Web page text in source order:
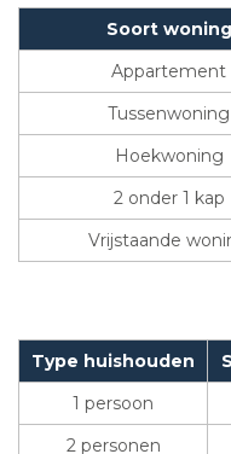
Soort woning
Appartement
Tussenwoning
Hoekwoning
2 onder 1 kap
Vrijstaande
Type huishouden
1 persoon
2 personen